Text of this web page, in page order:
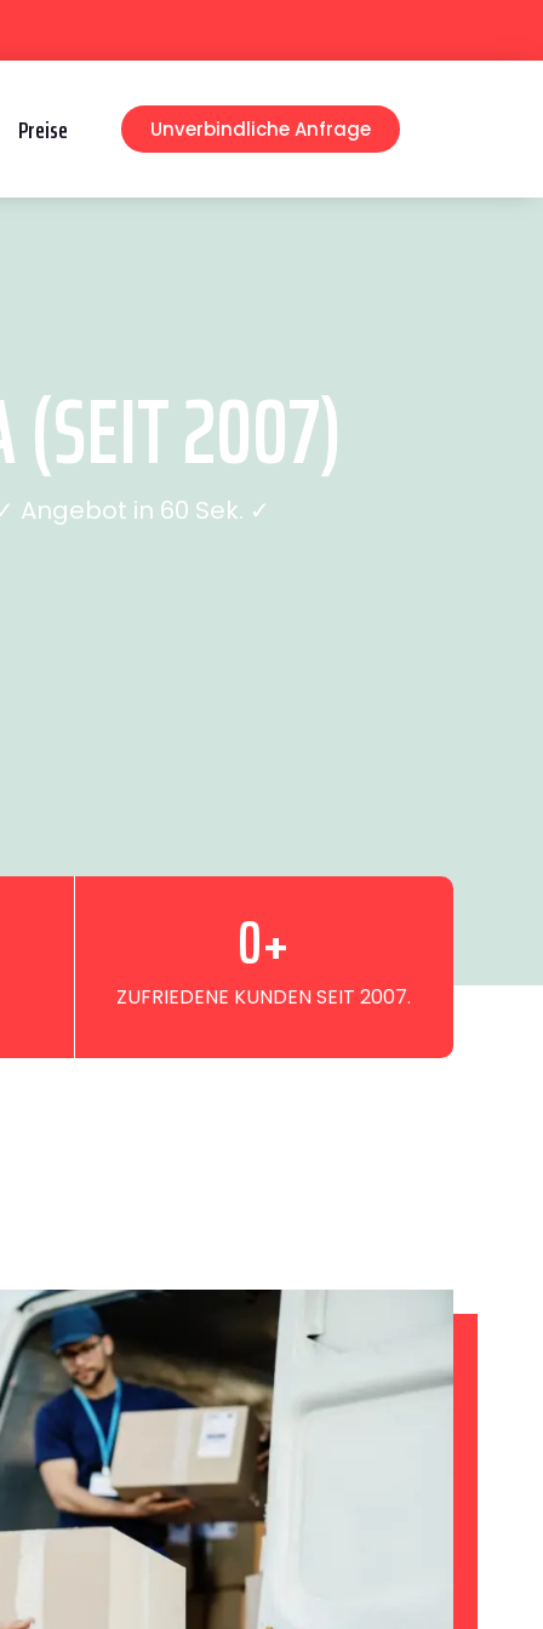
Preise Unverbindliche Anfrage
(SEIT 2007)
Angebot in 60 Sek. ✓
ZUFRIEDENE KUNDEN SEIT 2007.
0+